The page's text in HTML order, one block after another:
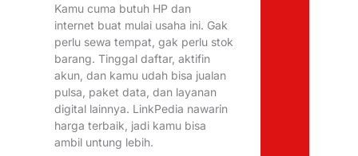
Kamu cuma butuh HP dan
internet buat mulai usaha ini. Gak
perlu sewa tempat, gak perlu stok
barang. Tinggal daftar, aktifin
akun, dan kamu udah bisa jualan
pulsa, paket data, dan layanan
digital lainnya. LinkPedia nawarin
harga terbaik, jadi kamu bisa
ambil untung lebih.